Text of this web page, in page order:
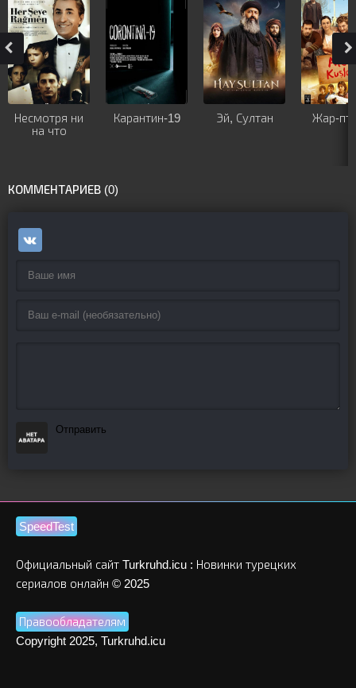
Несмотря ни
на что
Карантин-19 Эй, Султан Жар-
КОММЕНТАРИЕВ (0)
Отправить
SpeedTest
Официальный сайт Turkruhd.icu : Новинки турецких
сериалов онлайн © 2025
Правообладателям
Copyright 2025, Turkruhd.icu